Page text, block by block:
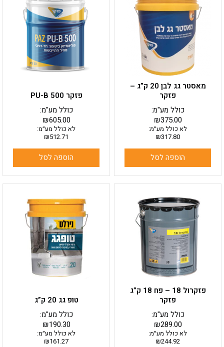
מאסטר גג לבן 20 ק”ג –
פזקר
₪375.00
כולל מע"מ:
לא כולל מע״מ:
₪317.80
הוספה לסל
פזקר PU-B 500
₪605.00
כולל מע"מ:
לא כולל מע״מ:
₪512.71
הוספה לסל
פזקרול 18 – פח 18 ק”ג
פזקר
₪289.00
כולל מע"מ:
לא כולל מע״מ:
₪244.92
טופ גג 20 ק”ג
₪190.30
כולל מע"מ:
לא כולל מע״מ:
₪161.27